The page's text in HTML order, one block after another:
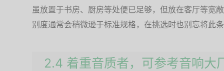
虽放置于书房、厨房等处便已足够，但放在客厅等宽
别度通常会稍微逊于标准规格，在挑选时也别忘将此
2.4 着重音质者，可参考音响大